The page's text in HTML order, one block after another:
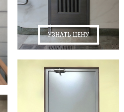
УЗНАТЬ ЦЕНУ